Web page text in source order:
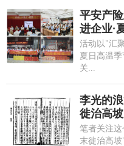
平安产
进企业·
活动以"汇
夏日高温
关...
李光的
徙治高
笔者关注
末徙治高坡